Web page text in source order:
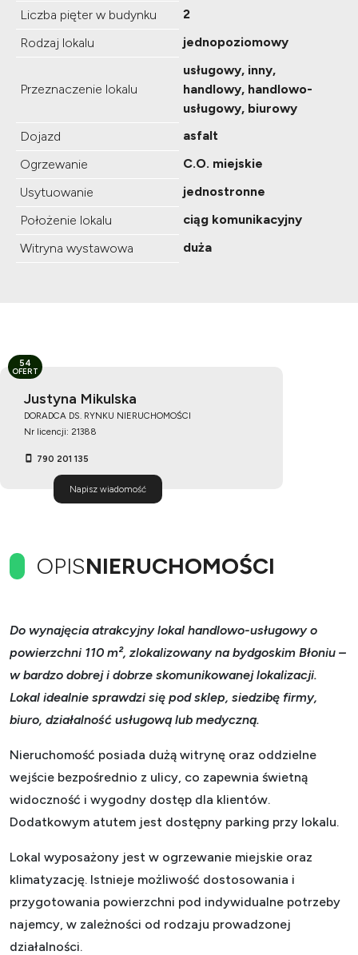
Liczba pięter w budynku
2
Rodzaj lokalu
jednopoziomowy
Przeznaczenie lokalu
usługowy, inny,
handlowy, handlowo-
usługowy, biurowy
Dojazd
asfalt
Ogrzewanie
C.O. miejskie
Usytuowanie
jednostronne
Położenie lokalu
ciąg komunikacyjny
Witryna wystawowa
duża
Justyna Mikulska
DORADCA DS. RYNKU NIERUCHOMOŚCI
Nr licencji: 21388
790 201 135
Napisz wiadomość
54
OFERT
OPISNIERUCHOMOŚCI
Do wynajęcia atrakcyjny lokal handlowo-usługowy o
powierzchni 110 m², zlokalizowany na bydgoskim Błoniu –
w bardzo dobrej i dobrze skomunikowanej lokalizacji.
Lokal idealnie sprawdzi się pod sklep, siedzibę firmy,
biuro, działalność usługową lub medyczną.
Nieruchomość posiada dużą witrynę oraz oddzielne
wejście bezpośrednio z ulicy, co zapewnia świetną
widoczność i wygodny dostęp dla klientów.
Dodatkowym atutem jest dostępny parking przy lokalu.
Lokal wyposażony jest w ogrzewanie miejskie oraz
klimatyzację. Istnieje możliwość dostosowania i
przygotowania powierzchni pod indywidualne potrzeby
najemcy, w zależności od rodzaju prowadzonej
działalności.